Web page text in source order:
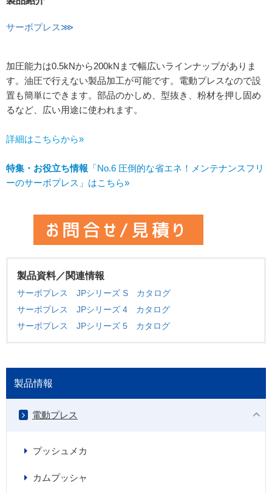
サーボプレス⋙
加圧能力は0.5kNから200kNまで幅広いラインナップがありま
す。油圧で行えない製品加工が可能です。電動プレスなので設
置も簡単にできます。部品のかしめ、型抜き、粉材を押し固め
るなど、広い用途に使われます。
詳細はこちらから»
特集・お役立ち情報 「No.6 圧倒的な省エネ！メンテナンスフリ
ーのサーボプレス」はこちら»
製品資料／関連情報
サーボプレス JPシリーズ S カタログ
サーボプレス JPシリーズ 4 カタログ
サーボプレス JPシリーズ 5 カタログ
製品情報
電動プレス
プッシュメカ
カムプッシャ